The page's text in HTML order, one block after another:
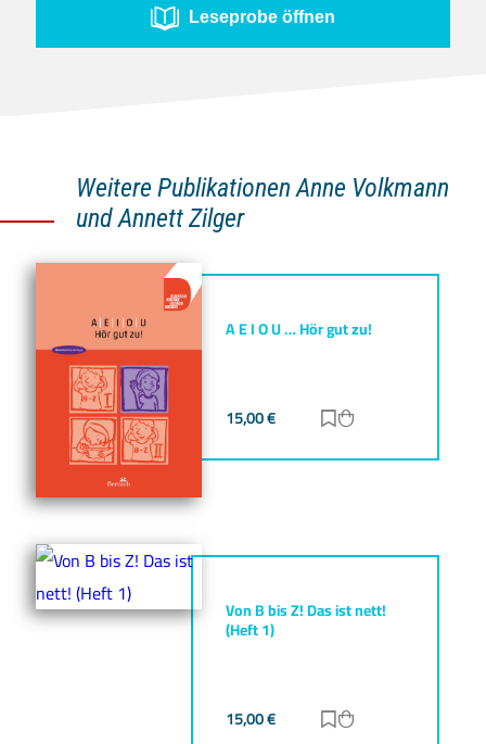
Leseprobe öffnen
Weitere Publikationen Anne Volkmann
und Annett Zilger
A E I O U … Hör gut zu!
15,00€ Zur Merkliste
Von B bis Z! Das ist nett!
(Heft 1)
15,00€ Zur Merkliste